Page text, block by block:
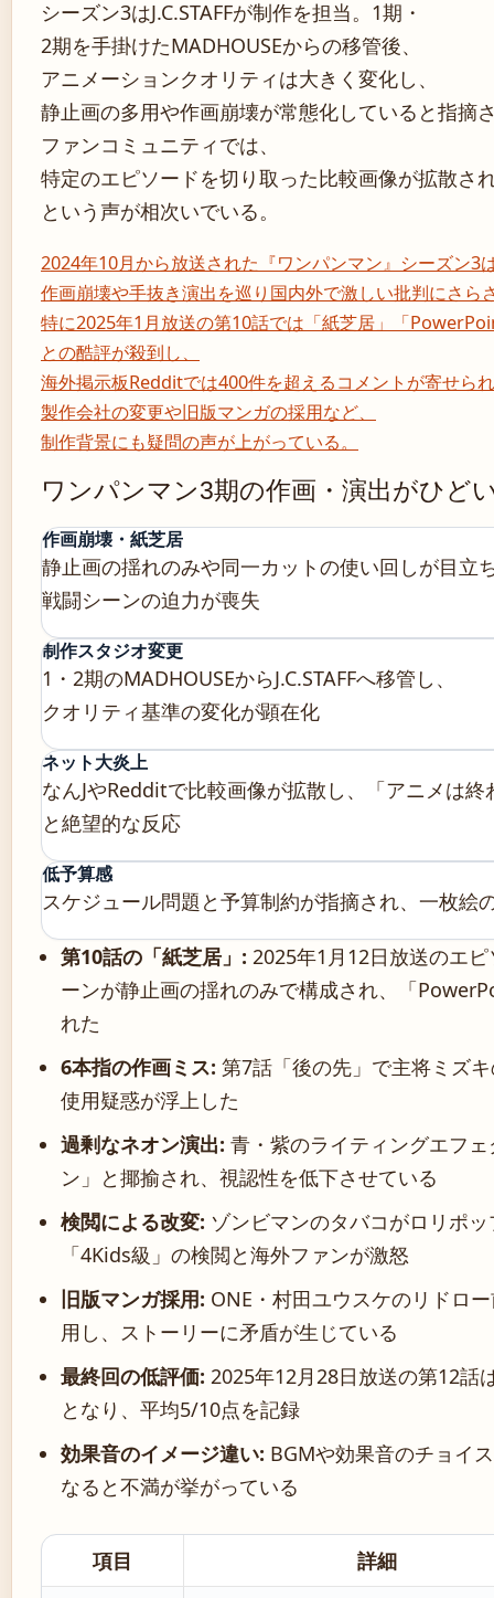
シーズン3はJ.C.STAFFが制作を担当。1期・
2期を手掛けたMADHOUSEからの移管後、
アニメーションクオリティは大きく変化し、
静止画の多用や作画崩壊が常態化していると指摘
ファンコミュニティでは、
特定のエピソードを切り取った比較画像が拡散さ
という声が相次いでいる。
2024年10月から放送された『ワンパンマン』シーズン3
作画崩壊や手抜き演出を巡り国内外で激しい批判にさら
特に2025年1月放送の第10話では「紙芝居」「
との酷評が殺到し、
海外掲示板Redditでは400件を超えるコメントが寄せら
製作会社の変更や旧版マンガの採用など、
制作背景にも疑問の声が上がっている。
ワンパンマン3期の作画・演出がひど
作画崩壊・紙芝居
静止画の揺れのみや同一カットの使い回しが目立
戦闘シーンの迫力が喪失
制作スタジオ変更
1・2期のMADHOUSEからJ.C.STAFFへ移管し、
クオリティ基準の変化が顕在化
ネット大炎上
なんJやRedditで比較画像が拡散し、「アニメは終
と絶望的な反応
低予算感
スケジュール問題と予算制約が指摘され、一枚絵
第10話の「紙芝居」: 2025年1月12日放送のエ
ーンが静止画の揺れのみで構成され、「
れた
6本指の作画ミス: 第7話「後の先」で主将ミズ
使用疑惑が浮上した
過剰なネオン演出: 青・紫のライティングエフ
ン」と揶揄され、視認性を低下させている
検閲による改変: ゾンビマンのタバコがロリポ
「4Kids級」の検閲と海外ファンが激怒
旧版マンガ採用: ONE・村田ユウスケのリドロ
用し、ストーリーに矛盾が生じている
最終回の低評価: 2025年12月28日放送の第12話
となり、平均5/10点を記録
効果音のイメージ違い: BGMや効果音のチョイ
なると不満が挙がっている
項目 詳細